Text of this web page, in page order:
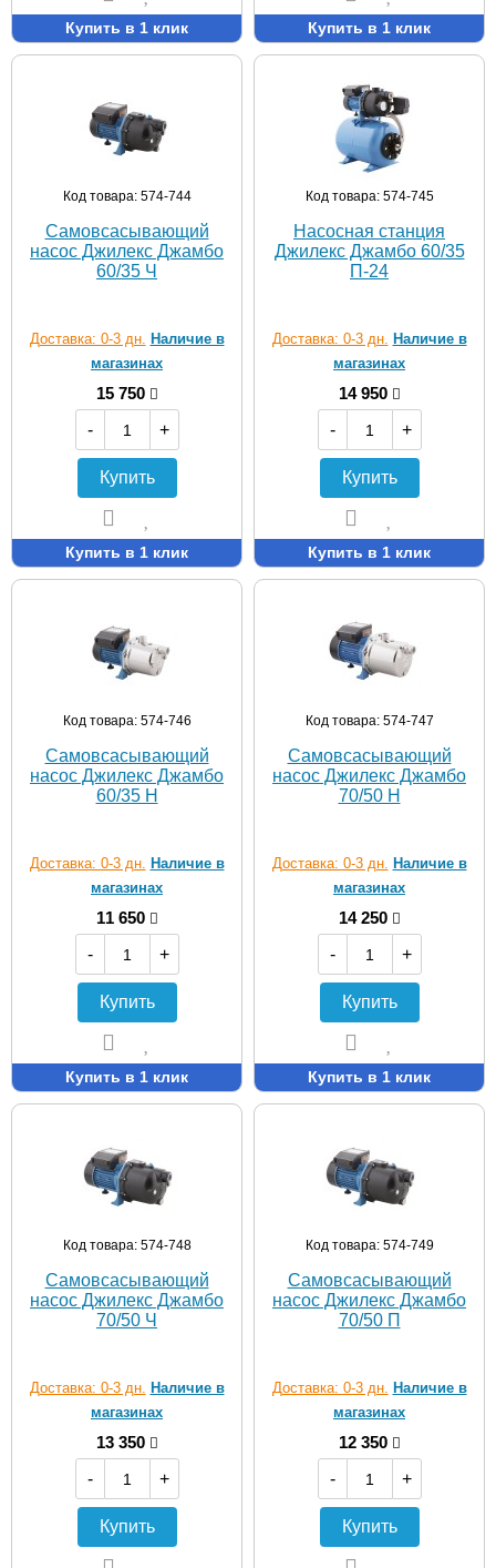
Купить в 1 клик Купить в 1 клик
Код товара: 574-744
Самовсасывающий
насос Джилекс Джамбо
60/35 Ч
Доставка: 0-3 дн. Наличие в
магазинах
15 750
-
+
Купить
Купить в 1 клик
Код товара: 574-745
Насосная станция
Джилекс Джамбо 60/35
П-24
Доставка: 0-3 дн. Наличие в
магазинах
14 950
-
+
Купить
Купить в 1 клик
Код товара: 574-746
Самовсасывающий
насос Джилекс Джамбо
60/35 Н
Доставка: 0-3 дн. Наличие в
магазинах
11 650
-
+
Купить
Купить в 1 клик
Код товара: 574-747
Самовсасывающий
насос Джилекс Джамбо
70/50 Н
Доставка: 0-3 дн. Наличие в
магазинах
14 250
-
+
Купить
Купить в 1 клик
Код товара: 574-748
Самовсасывающий
насос Джилекс Джамбо
70/50 Ч
Доставка: 0-3 дн. Наличие в
магазинах
13 350
-
+
Купить
Код товара: 574-749
Самовсасывающий
насос Джилекс Джамбо
70/50 П
Доставка: 0-3 дн. Наличие в
магазинах
12 350
-
+
Купить